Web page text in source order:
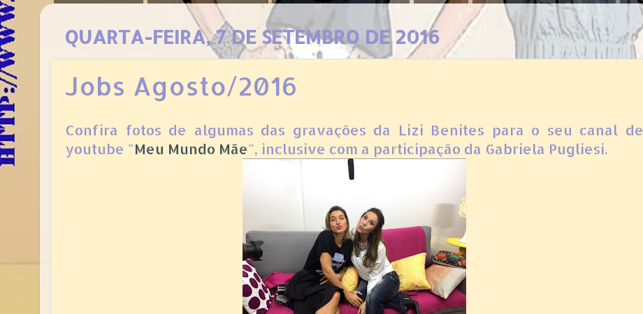
QUARTA-FEIRA, 7 DE SETEMBRO DE 2016
Jobs Agosto/2016
Confira fotos de algumas das gravações da Lizi Benites para o seu canal de
youtube "Meu Mundo Mãe", inclusive com a participação da Gabriela Pugliesi.